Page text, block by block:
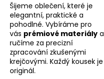
Šijeme oblečení, které je
elegantní, praktické a
pohodlné. Vybíráme pro
vás prémiové materiály a
ručíme za precizní
zpracování zkušenými
krejčovými. Každý kousek je
originál.